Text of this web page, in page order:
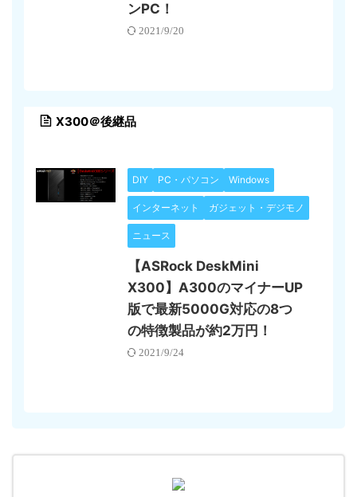
ンPC！
2021/9/20
X300＠後継品
DIY PC・パソコン Windows
インターネット ガジェット・デジモノ
ニュース
【ASRock DeskMini
X300】A300のマイナーUP
版で最新5000G対応の8つ
の特徴製品が約2万円！
2021/9/24